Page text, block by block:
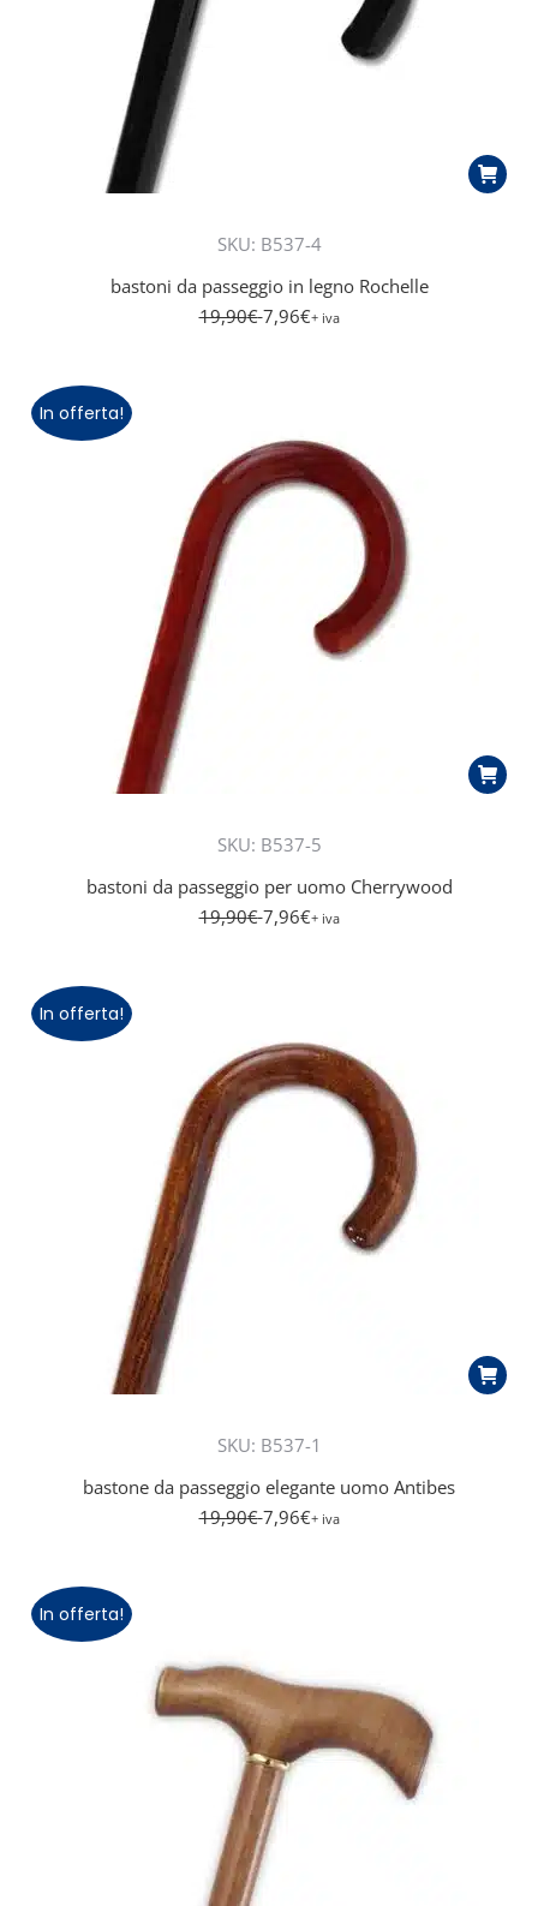
SKU: B537-4
bastoni da passeggio in legno Rochelle
19,90€ 7,96€+ iva
In offerta!
SKU: B537-5
bastoni da passeggio per uomo Cherrywood
19,90€ 7,96€+ iva
In offerta!
SKU: B537-1
bastone da passeggio elegante uomo Antibes
19,90€ 7,96€+ iva
In offerta!